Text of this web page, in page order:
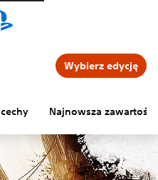
Najnowsza zawartość
Wybierz edycję